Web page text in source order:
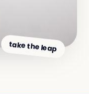
take the leap